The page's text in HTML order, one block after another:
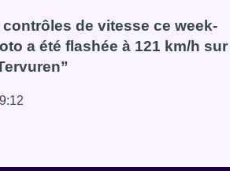
Bart Hanssens recense des
de vitesse ce week-
a été flashée à 121 km/h sur
de contrôles de vitesse ce week-